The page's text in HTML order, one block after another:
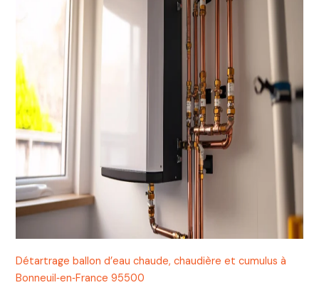
Détartrage ballon d’eau chaude, chaudière et cumulus à
Bonneuil‑en‑France 95500